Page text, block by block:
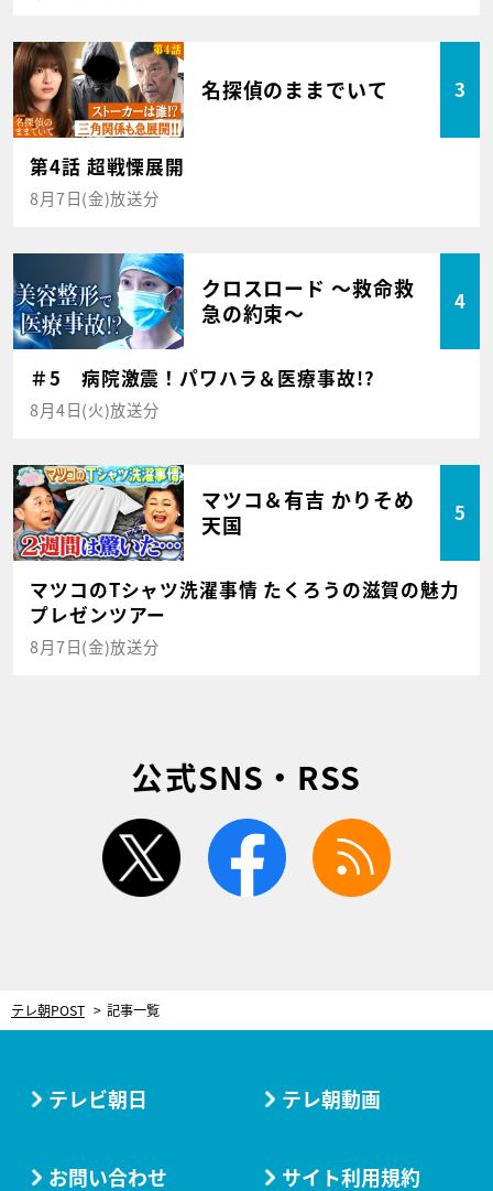
名探偵のままでいて 3
第4話 超戦慄展開
8月7日(金)放送分
クロスロード ～救命救
急の約束～
4
＃5 病院激震！パワハラ＆医療事故!?
8月4日(火)放送分
マツコ＆有吉 かりそめ
天国
5
マツコのTシャツ洗濯事情 たくろうの滋賀の魅力
プレゼンツアー
8月7日(金)放送分
公式SNS・RSS
twitter facebook
テレ朝POST 記事一覧
テレビ朝日 テレ朝動画
お問い合わせ サイト利用規約